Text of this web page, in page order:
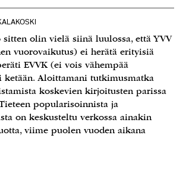
olin vielä siinä luulossa, että YVV
vuorovaikutus) ei herätä erityisiä
EVVK (ei vois vähempää
ketään. Aloittamani tutkimusmatka
koskevien kirjoitusten parissa
popularisoinnista ja
on keskusteltu verkossa ainakin
viime puolen vuoden aikana